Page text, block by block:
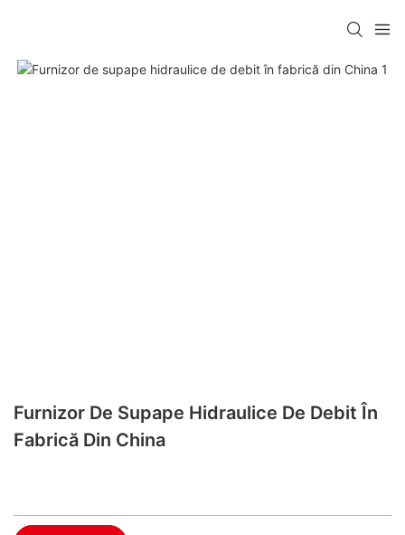
Furnizor De Supape Hidraulice De Debit În
Fabrică Din China